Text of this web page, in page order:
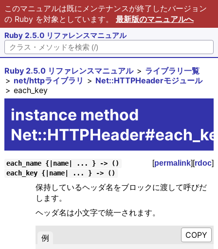
このマニュアルは既にメンテナンスが終了したバージョン
の Ruby を対象としています。 最新版のマニュアルへ
Ruby 2.5.0 リファレンスマニュアル
Ruby 2.5.0 リファレンスマニュアル
ライブラリ一覧
net/httpライブラリ
Net::HTTPHeaderモジュール
each_key
instance method
each_name {|name| ... } -> () [permalink][rdoc]
each_key {|name| ... } -> ()
保持しているヘッダ名をブロックに渡して呼びだ
します。
ヘッダ名は小文字で統一されます。
例